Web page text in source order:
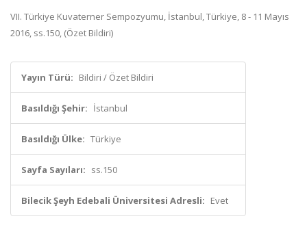
VII. Türkiye Kuvaterner Sempozyumu, İstanbul, Türkiye, 8 - 11 Mayıs
2016, ss.150, (Özet Bildiri)
Yayın Türü: Bildiri / Özet Bildiri
Basıldığı Şehir: İstanbul
Basıldığı Ülke: Türkiye
Sayfa Sayıları: ss.150
Bilecik Şeyh Edebali Üniversitesi Adresli: Evet